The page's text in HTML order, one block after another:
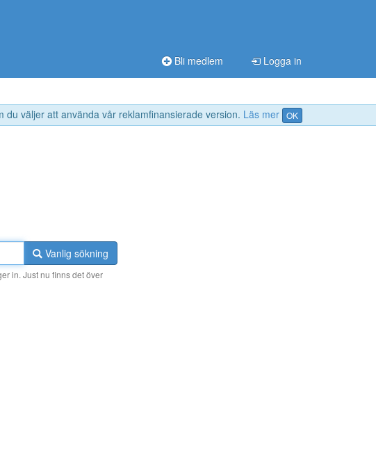
väljer att använda vår reklamfinansierade version. Läs mer OK
Bli medlem Logga in
Vanlig sökning
in. Just nu finns det över